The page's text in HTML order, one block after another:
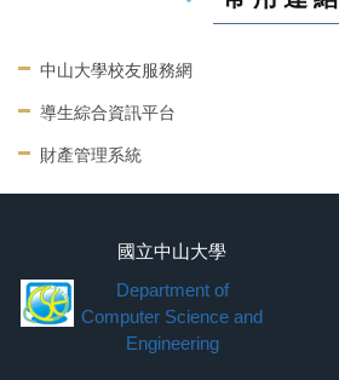
中山大學校友服務網
導生綜合資訊平台
財產管理系統
國立中山大學
Department of
Computer Science and
Engineering